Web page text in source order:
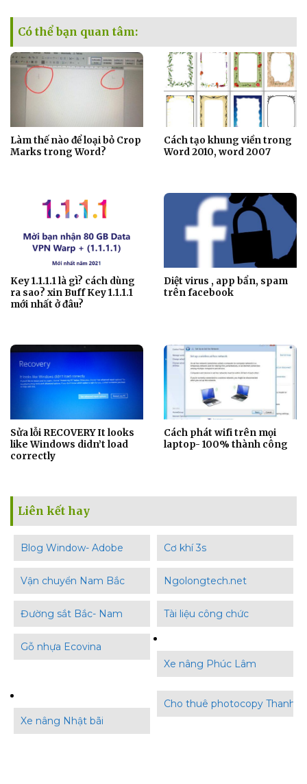
Có thể bạn quan tâm:
Làm thế nào để loại bỏ Crop
Marks trong Word?
Cách tạo khung viền trong
Word 2010, word 2007
Key 1.1.1.1 là gì? cách dùng
ra sao? xin Buff Key 1.1.1.1
mới nhất ở đâu?
Diệt virus , app bẩn, spam
trên facebook
Sửa lỗi RECOVERY It looks
like Windows didn’t load
correctly
Cách phát wifi trên mọi
laptop- 100% thành công
Liên kết hay
Blog Window- Adobe Cơ khí 3s
Vận chuyển Nam Bắc Ngolongtech.net
Đường sắt Bắc- Nam Tài liệu công chức
Gỗ nhựa Ecovina
Xe nâng Phúc Lâm
Xe nâng Nhật bãi
Cho thuê photocopy Thanh